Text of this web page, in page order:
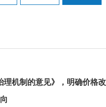
理机制的意见》，明确价格改